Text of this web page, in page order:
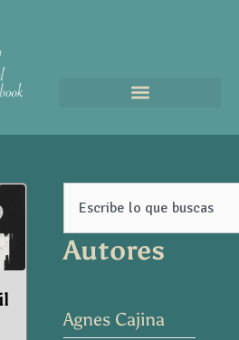
Autores
Agnes Cajina